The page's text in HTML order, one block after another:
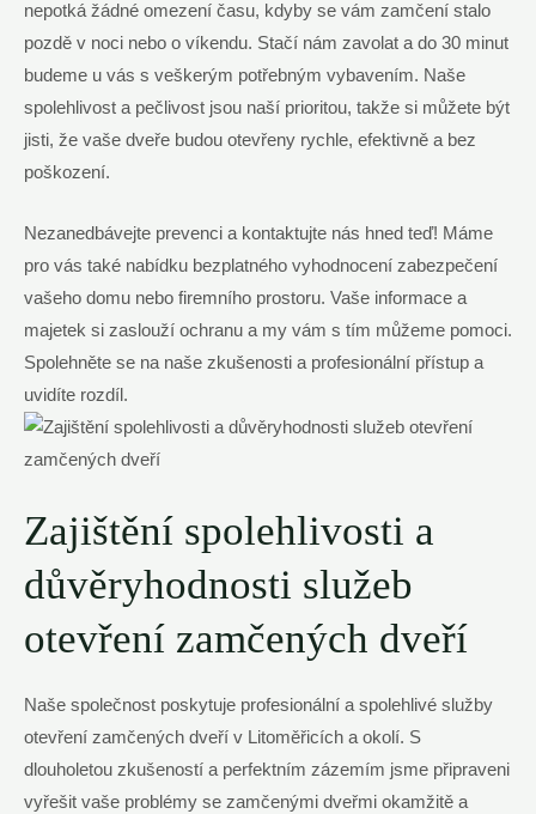
nepotká žádné omezení času, kdyby se vám zamčení stalo
pozdě v noci nebo o víkendu. Stačí nám zavolat a do 30 minut
budeme u vás s veškerým potřebným vybavením. Naše
spolehlivost a pečlivost jsou naší prioritou, takže si můžete být
jisti, že vaše dveře budou otevřeny rychle, efektivně a bez
poškození.
Nezanedbávejte prevenci a kontaktujte nás hned teď! Máme
pro vás také nabídku bezplatného vyhodnocení zabezpečení
vašeho domu nebo firemního prostoru. Vaše informace a
majetek si zaslouží ochranu a my vám s tím můžeme pomoci.
Spolehněte se na naše zkušenosti a profesionální přístup a
uvidíte rozdíl.
Zajištění spolehlivosti a
důvěryhodnosti služeb
otevření zamčených dveří
Naše společnost poskytuje profesionální a spolehlivé služby
otevření zamčených dveří v Litoměřicích a okolí. S
dlouholetou zkušeností a perfektním zázemím jsme připraveni
vyřešit vaše problémy se zamčenými dveřmi okamžitě a